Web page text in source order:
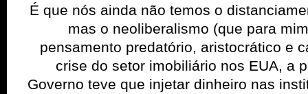
É que nós ainda não temos o
mas o neoliberalismo (que para
pensamento predatório, aristocrático e
crise do setor imobiliário nos EUA, a
Governo teve que injetar dinheiro nas